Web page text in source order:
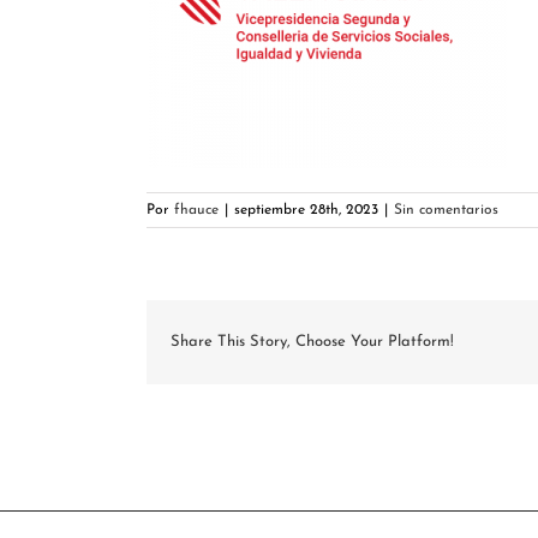
Por fhauce septiembre 28th, 2023 Sin comentarios
Share This Story, Choose Your Platform!